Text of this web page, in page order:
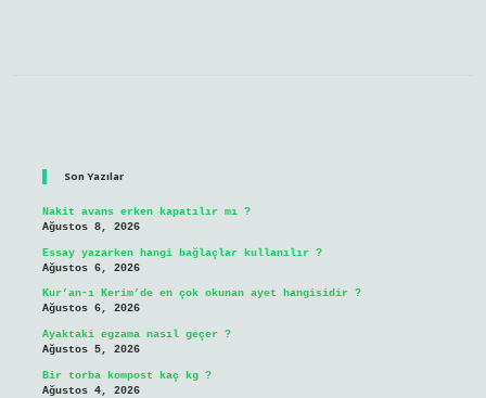
Son Yazılar
Nakit avans erken kapatılır mı ?
Ağustos 8, 2026
Essay yazarken hangi bağlaçlar kullanılır ?
Ağustos 6, 2026
Kur’an-ı Kerim’de en çok okunan ayet hangisidir ?
Ağustos 6, 2026
Ayaktaki egzama nasıl geçer ?
Ağustos 5, 2026
Bir torba kompost kaç kg ?
Ağustos 4, 2026